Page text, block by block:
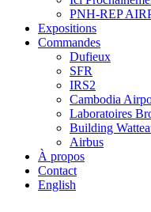
PNH-REP
Expositions
Commandes
Dufieux
SFR
IRS2
Cambodia
Laboratoires
Building
Airbus
À propos
Contact
English